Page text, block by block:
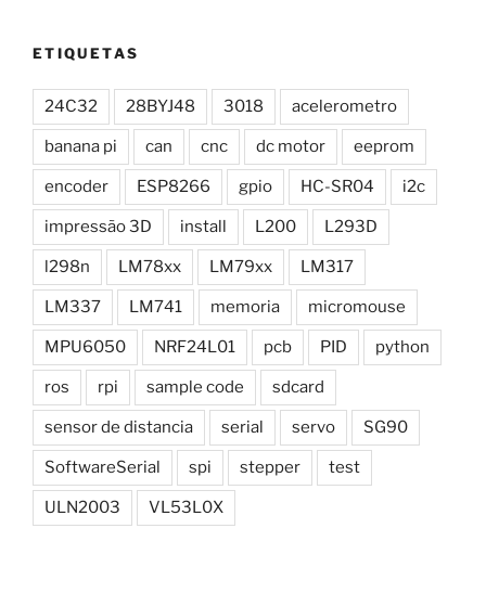
ETIQUETAS
24C32 28BYJ48 3018 acelerometro
banana pi can cnc dc motor eeprom
encoder ESP8266 gpio HC-SR04 i2c
impressão 3D install L200 L293D
l298n LM78xx LM79xx LM317
LM337 LM741 memoria micromouse
MPU6050 NRF24L01 pcb PID python
ros rpi sample code sdcard
sensor de distancia serial servo SG90
SoftwareSerial spi stepper test
ULN2003 VL53L0X